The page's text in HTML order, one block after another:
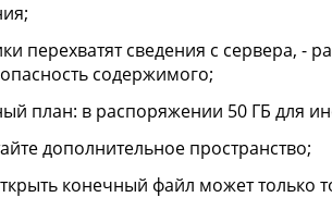
перехватят сведения с сервера, -
содержимого;
план: в распоряжении 50 ГБ для
дополнительное пространство;
конечный файл может только